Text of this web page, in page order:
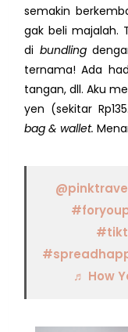
semakin
gak beli majalah.
di bundling
ternama! Ada
tangan, dll. Aku
yen (sekitar
bag & wallet.
♬ How